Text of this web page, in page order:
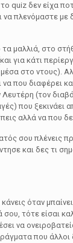
quiz δεν είχα
να πλενόμαστε με
τα μαλλιά, στο
για κάτι
στο ντους).
να που διαφέρει
(τον
που ξεκινάει
αλλά να που
σου πλένεις
και δες τι
όταν
σου, τότε είσαι
να
που άλλοι